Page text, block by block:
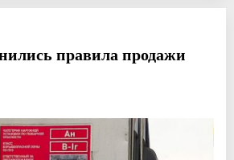
правила продажи